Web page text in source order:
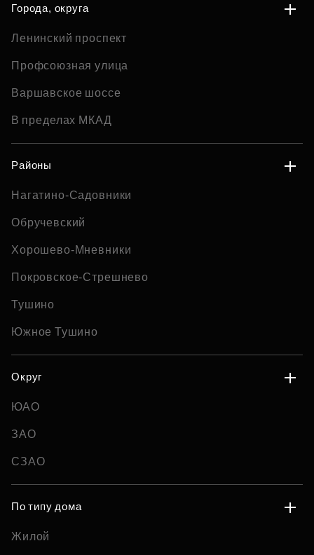
Города, округа
Ленинский проспект
Профсоюзная улица
Варшавское шоссе
В пределах МКАД
Районы
Нагатино-Садовники
Обручевский
Хорошево-Мневники
Покровское-Стрешнево
Тушино
Южное Тушино
Округ
ЮАО
ЗАО
СЗАО
По типу дома
Жилой